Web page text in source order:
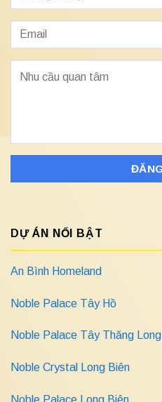
DỰ ÁN NỔI BẬT
An Bình Homeland
Noble Palace Tây Hồ
Noble Palace Tây Thăng Long
Noble Crystal Long Biên
Noble Palace Long Biên